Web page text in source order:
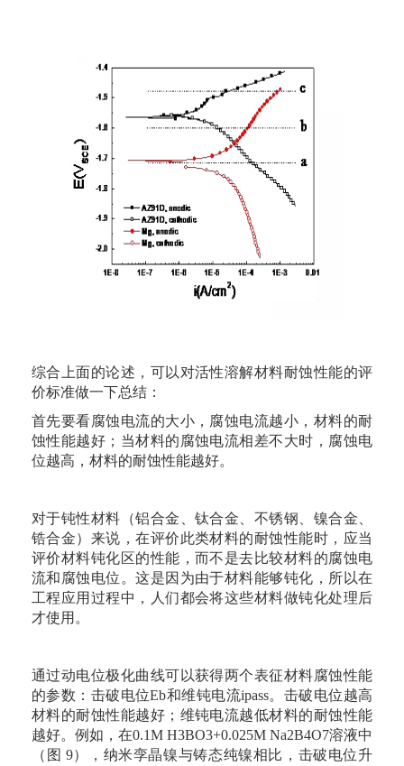
综合上面的论述，可以对活性溶解材料耐蚀性能的评
价标准做一下总结：
首先要看腐蚀电流的大小，腐蚀电流越小，材料的耐
蚀性能越好；当材料的腐蚀电流相差不大时，腐蚀电
位越高，材料的耐蚀性能越好。
对于钝性材料（铝合金、钛合金、不锈钢、镍合金、
锆合金）来说，在评价此类材料的耐蚀性能时，应当
评价材料钝化区的性能，而不是去比较材料的腐蚀电
流和腐蚀电位。这是因为由于材料能够钝化，所以在
工程应用过程中，人们都会将这些材料做钝化处理后
才使用。
通过动电位极化曲线可以获得两个表征材料腐蚀性能
的参数：击破电位Eb和维钝电流ipass。击破电位越高
材料的耐蚀性能越好；维钝电流越低材料的耐蚀性能
越好。例如，在0.1M H3BO3+0.025M Na2B4O7溶液中
（图 9），纳米孪晶镍与铸态纯镍相比，击破电位升